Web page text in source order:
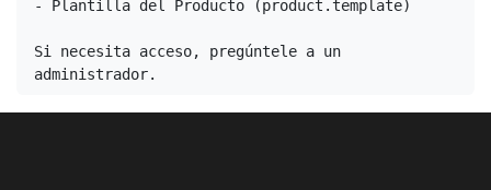
- Plantilla del Producto (product.template)
Si necesita acceso, pregúntele a un
administrador.